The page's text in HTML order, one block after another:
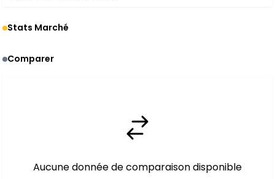
Stats Marché
Comparer
Aucune donnée de comparaison disponible